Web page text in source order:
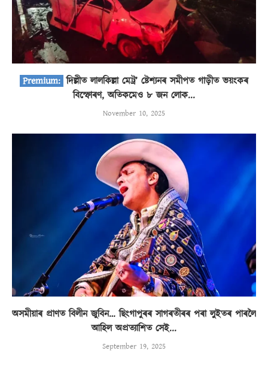
দিল্লীত লালকিল্লা মেট্ৰ’ ষ্টেশ্যনৰ সমীপত গাড়ীত ভয়ংকৰ
বিস্ফোৰণ, অতিকমেও ৮ জন লোক...
November 10, 2025
অসমীয়াৰ প্ৰাণত বিলীন জুবিন… ছিংগাপুৰৰ সাগৰতীৰৰ পৰা লুইতৰ পাৰলৈ
আহিল অপ্ৰত্যাশিত সেই...
September 19, 2025